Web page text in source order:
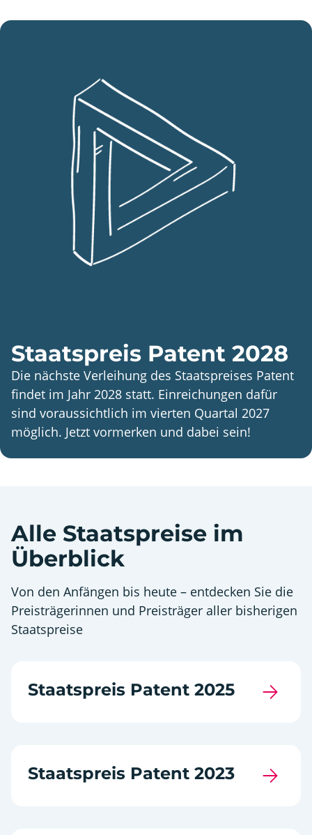
Staatspreis Patent 2028
Die nächste Verleihung des Staatspreises Patent
findet im Jahr 2028 statt. Einreichungen dafür
sind voraussichtlich im vierten Quartal 2027
möglich. Jetzt vormerken und dabei sein!
Alle Staatspreise im
Überblick
Von den Anfängen bis heute – entdecken Sie die
Preisträgerinnen und Preisträger aller bisherigen
Staatspreise
Staatspreis Patent 2025
Staatspreis Patent 2023